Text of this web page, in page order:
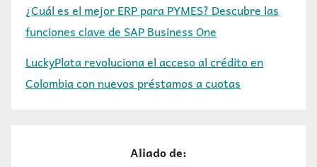
¿Cuál es el mejor ERP para PYMES? Descubre las
funciones clave de SAP Business One
LuckyPlata revoluciona el acceso al crédito en
Colombia con nuevos préstamos a cuotas
Aliado de: